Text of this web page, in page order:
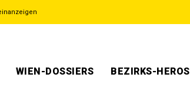
WIEN-DOSSIERS BEZIRKS-HEROS